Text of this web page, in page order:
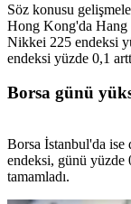
Söz konusu
Hong Kong'da Hang
Nikkei 225 endeksi
endeksi yüzde 0,1
Borsa günü
Borsa İstanbul'da ise
endeksi, günü yüzde
tamamladı.